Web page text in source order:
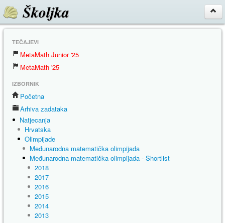
Školjka
TEČAJEVI
MetaMath Junior '25
MetaMath '25
IZBORNIK
Početna
Arhiva zadataka
Natjecanja
Hrvatska
Olimpijade
Međunarodna matematička olimpijada
Međunarodna matematička olimpijada - Shortlist
2018
2017
2016
2015
2014
2013